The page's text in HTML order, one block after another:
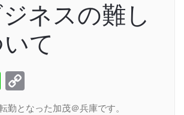
ネスの難し
て
Line
Link
勤となった加茂＠兵庫です。